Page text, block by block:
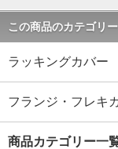
この商品のカテゴリー
ラッキングカバー
フランジ・フレキ
商品カテゴリー一